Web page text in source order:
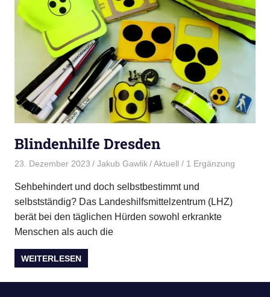
Blindenhilfe Dresden
23. Dezember 2023 Jakub Gawlik Aktuell / 1 Ergänzung
Sehbehindert und doch selbstbestimmt und
selbstständig? Das Landeshilfsmittelzentrum (LHZ)
berät bei den täglichen Hürden sowohl erkrankte
Menschen als auch die
WEITERLESEN